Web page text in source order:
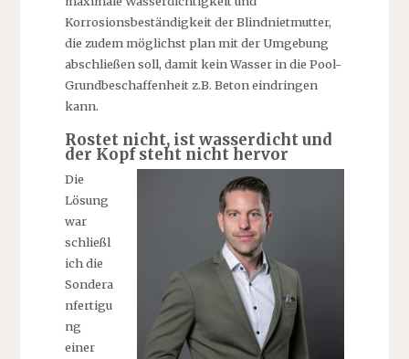
Korrosionsbeständigkeit der Blindnietmutter,
die zudem möglichst plan mit der Umgebung
abschließen soll, damit kein Wasser in die Pool-
Grundbeschaffenheit z.B. Beton eindringen
kann.
Rostet nicht, ist wasserdicht und
der Kopf steht nicht hervor
Die
Lösung
war
schließl
ich die
Sondera
nfertigu
ng
einer